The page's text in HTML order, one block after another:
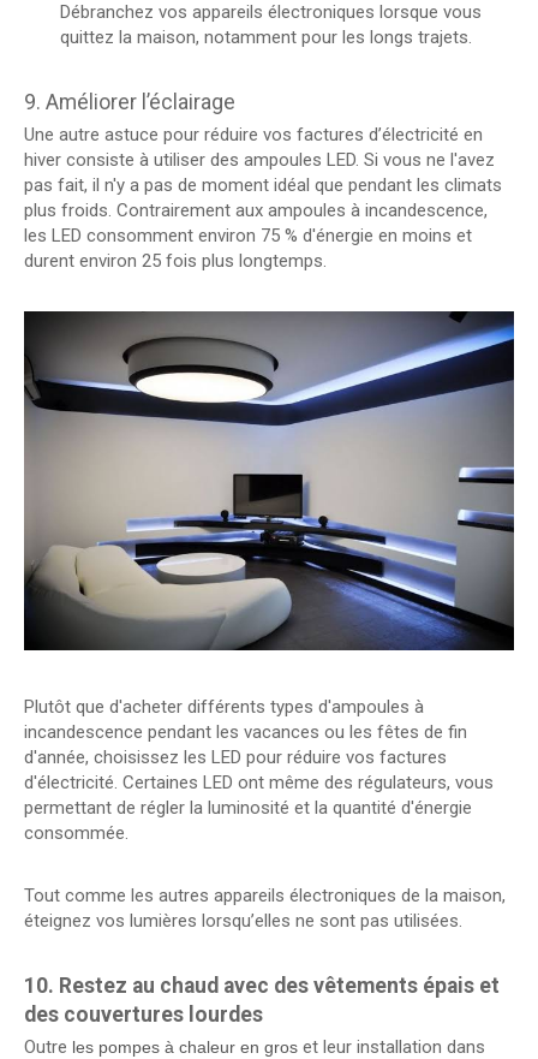
Débranchez vos appareils électroniques lorsque vous
quittez la maison, notamment pour les longs trajets.
9. Améliorer l’éclairage
Une autre astuce pour réduire vos factures d’électricité en
hiver consiste à utiliser des ampoules LED. Si vous ne l'avez
pas fait, il n'y a pas de moment idéal que pendant les climats
plus froids. Contrairement aux ampoules à incandescence,
les LED consomment environ 75 % d'énergie en moins et
durent environ 25 fois plus longtemps.
Plutôt que d'acheter différents types d'ampoules à
incandescence pendant les vacances ou les fêtes de fin
d'année, choisissez les LED pour réduire vos factures
d'électricité. Certaines LED ont même des régulateurs, vous
permettant de régler la luminosité et la quantité d'énergie
consommée.
Tout comme les autres appareils électroniques de la maison,
éteignez vos lumières lorsqu’elles ne sont pas utilisées.
10. Restez au chaud avec des vêtements épais et
des couvertures lourdes
Outre les pompes à chaleur en gros et leur installation dans